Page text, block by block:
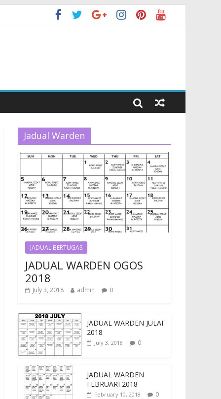
Jadual Warden
JADUAL BERTUGAS
JADUAL WARDEN OGOS
2018
July 3, 2018 admin 0
JADUAL WARDEN JULAI
2018
July 3, 2018 0
JADUAL WARDEN
FEBRUARI 2018
February 10, 2018 0